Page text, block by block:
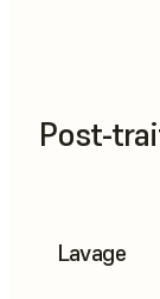
Post-
Lavage